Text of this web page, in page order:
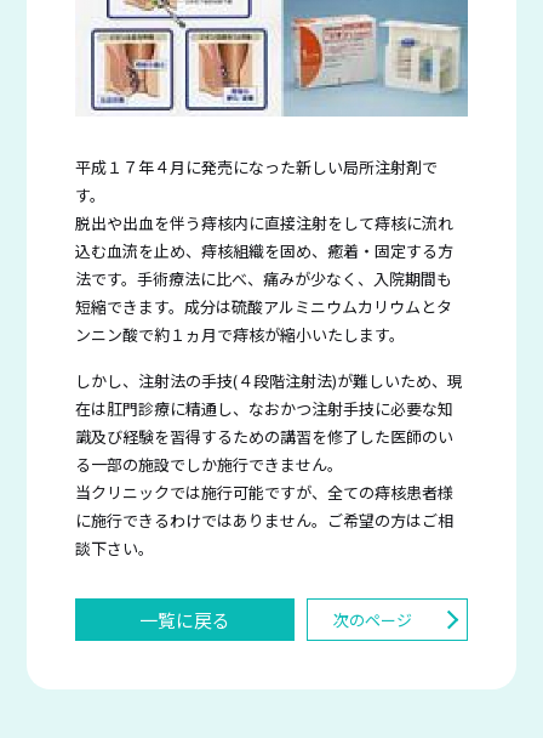
平成１７年４月に発売になった新しい局所注射剤で
す。
脱出や出血を伴う痔核内に直接注射をして痔核に流れ
込む血流を止め、痔核組織を固め、癒着・固定する方
法です。手術療法に比べ、痛みが少なく、入院期間も
短縮できます。成分は硫酸アルミニウムカリウムとタ
ンニン酸で約１ヵ月で痔核が縮小いたします。
しかし、注射法の手技(４段階注射法)が難しいため、現
在は肛門診療に精通し、なおかつ注射手技に必要な知
識及び経験を習得するための講習を修了した医師のい
る一部の施設でしか施行できません。
当クリニックでは施行可能ですが、全ての痔核患者様
に施行できるわけではありません。ご希望の方はご相
談下さい。
一覧に戻る 次のページ